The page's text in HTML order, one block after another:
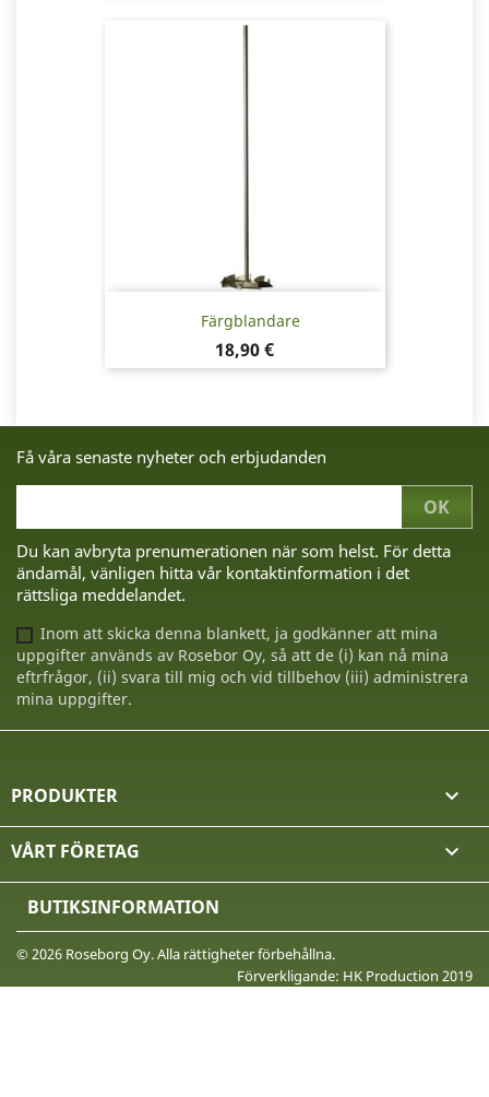
Färgblandare
Pris
18,90 €
Få våra senaste nyheter och erbjudanden
Du kan avbryta prenumerationen när som helst. För detta
ändamål, vänligen hitta vår kontaktinformation i det
rättsliga meddelandet.
Inom att skicka denna blankett, ja godkänner att mina
uppgifter används av Rosebor Oy, så att de (i) kan nå mina
eftrfrågor, (ii) svara till mig och vid tillbehov (iii) administrera
mina uppgifter.
PRODUKTER 
VÅRT FÖRETAG 
BUTIKSINFORMATION
© 2026 Roseborg Oy. Alla rättigheter förbehållna.
Förverkligande: HK Production 2019